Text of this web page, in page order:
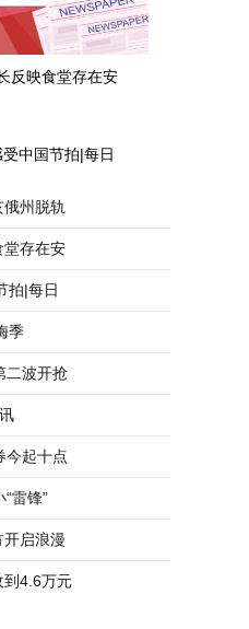
反映食堂存在安
中国节拍|每日
州脱轨
堂存在安
拍|每日
季
二波开抢
今起十点
雷锋”
启浪漫
到4.6万元